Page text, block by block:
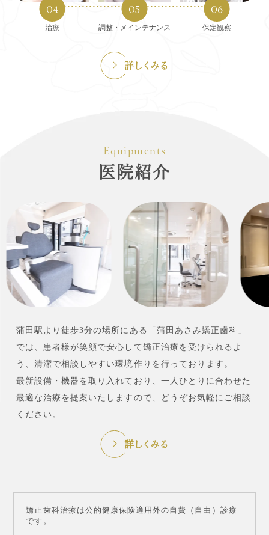
治療 調整・メインテナンス 保定観察
詳しくみる
医院紹介
蒲田駅より徒歩3分の場所にある「蒲田あさみ矯正歯科」
では、患者様が笑顔で安心して矯正治療を受けられるよ
う、清潔で相談しやすい環境作りを行っております。
最新設備・機器を取り入れており、一人ひとりに合わせた
最適な治療を提案いたしますので、どうぞお気軽にご相談
ください。
詳しくみる
矯正歯科治療は公的健康保険適用外の自費（自由）診療
です。